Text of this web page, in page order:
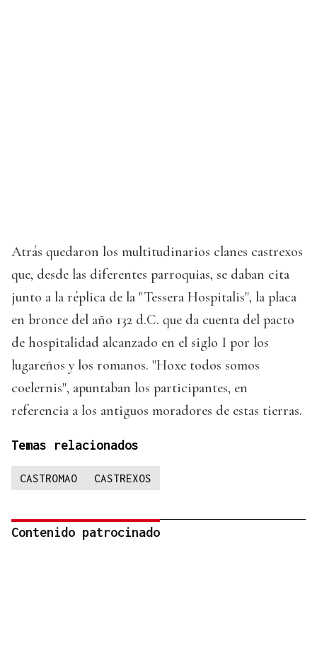
Atrás quedaron los multitudinarios clanes castrexos
que, desde las diferentes parroquias, se daban cita
junto a la réplica de la "Tessera Hospitalis", la placa
en bronce del año 132 d.C. que da cuenta del pacto
de hospitalidad alcanzado en el siglo I por los
lugareños y los romanos. "Hoxe todos somos
coelernis", apuntaban los participantes, en
referencia a los antiguos moradores de estas tierras.
Temas relacionados
CASTROMAO CASTREXOS
Contenido patrocinado